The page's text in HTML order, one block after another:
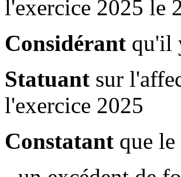
l'exercice 2025 le
Considérant qu'il
Statuant sur
l'exercice 2025
Constatant que